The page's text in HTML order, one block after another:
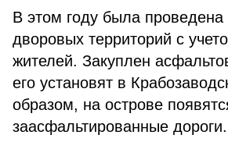
В этом году была проведена
дворовых территорий с
жителей. Закуплен
его установят в
образом, на острове
заасфальтированные